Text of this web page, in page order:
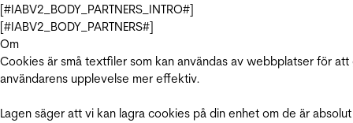
[#IABV2_BODY_PARTNERS_INTRO#]
[#IABV2_BODY_PARTNERS#]
Om
Cookies är små textfiler som kan användas av webbplatser för att
användarens upplevelse mer effektiv.
Lagen säger att vi kan lagra cookies på din enhet om de är absolut